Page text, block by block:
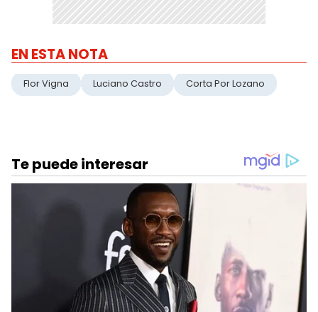
EN ESTA NOTA
Flor Vigna Luciano Castro Corta Por Lozano